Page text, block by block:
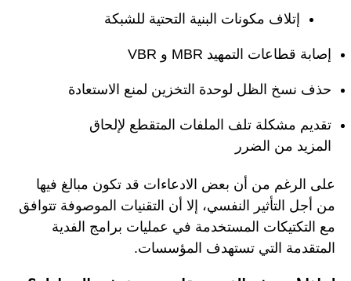
إتلاف مكونات البنية التحتية للشبكة
إصابة قطاعات التمهيد MBR و VBR
حذف نسخ الظل لوحدة التخزين لمنع الاستعادة
تقديم مشكلة تلف الملفات المتقطع لإلحاق
المزيد من الضرر
على الرغم من أن بعض الادعاءات قد تكون مبالغ فيها
من أجل التأثير النفسي، إلا أن التقنيات الموصوفة تتوافق
مع التكتيكات المستخدمة في عمليات برامج الفدية
المتقدمة التي تستهدف المؤسسات.